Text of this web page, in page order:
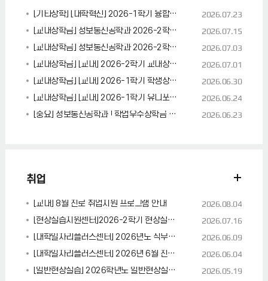
[기타장학] [대학혁신] 2026-1학기 융합형 인재 장학금 신청 안내(7/23,(목)~30.(목) 16:00) 2026.07.23
[교내장학금] 정보통신공학과 2026-2학기학업우수장학생 선정 대상자 명단 2026.07.15
[교내장학금] 정보통신공학과 2026-2학기 학업우수 장학금 신청 안내(2026.07.06. 9시 ~ 07.10. 17시) 2026.07.03
[교내장학금] [교내] 2026-2학기 교내장학금(1차) 신청 안내(2026.07.06. 9시 ~ 07.10. 17시) 2026.07.01
[교내장학금] [교내] 2026-1학기 학생장학금Ⅱ(INU 미래로·디딤돌·버팀목) 신청 안내 2026.06.30
[교내장학금] [교내] 2026-1학기 유니포인트장학금 신청 안내(2026.07.13. 9시 ~ 07.20. 17시) 2026.06.24
[중요] 정보통신공학과 「학업우수장학금 장학생 선발 기준」 변경 안내_2026-2학기 반영 2026.06.23
취업
[교내] 8월 진로 취업지원 프로그램 안내 2026.08.04
[현장실습지원센터]2026-2학기 현장실습지원센터 학생 모집 안내(채용연계형 포함) 2026.07.16
[대학일자리플러스센터] 2026년도 직무포트폴리오 경진대회 안내 2026.06.09
[대학일자리플러스센터] 2026년 6월 진로·취업지원 프로그램 안내 2026.06.04
[일반현장실습] 2026학년도 일반현장실습 안내 2026.05.19